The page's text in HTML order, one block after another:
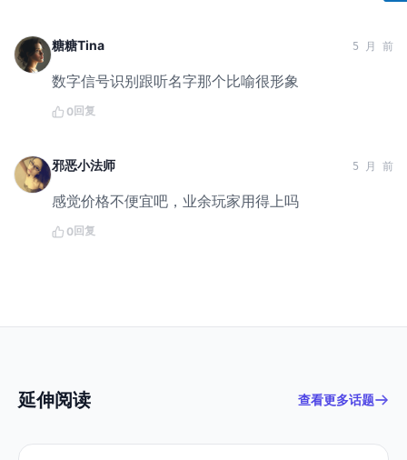
糖糖Tina 5 月 前
数字信号识别跟听名字那个比喻很形象
0回复
邪恶小法师 5 月 前
感觉价格不便宜吧，业余玩家用得上吗
0回复
延伸阅读 查看更多话题